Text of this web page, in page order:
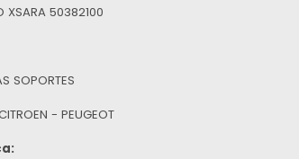
XSARA 50382100
SOPORTES
- PEUGEOT